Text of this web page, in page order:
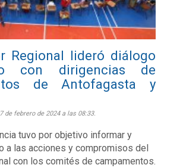
Regional lideró diálogo
con dirigencias de
de Antofagasta y
de febrero de 2024 a las 08:33.
tuvo por objetivo informar y
a las acciones y compromisos del
con los comités de campamentos.